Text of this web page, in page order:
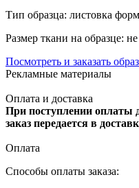
Тип образца: листовка
Размер ткани на образце:
Посмотреть и заказать
Рекламные материалы
Оплата и доставка
При поступлении оплаты
заказ передается в
Оплата
Способы оплаты заказа: